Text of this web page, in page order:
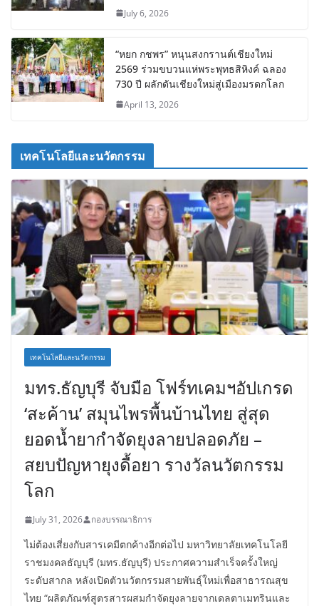
July 6, 2026
“หยก กชพร” หนุนสงกรานต์เชียงใหม่
2569 ร่วมขบวนแห่พระพุทธสิหิงค์ ฉลอง
730 ปี ผลักดันเชียงใหม่สู่เมืองมรดกโลก
April 13, 2026
เทคโนโลยีและนวัตกรรม
เทคโนโลยีและนวัตกรรม
มทร.ธัญบุรี จับมือ โฟร์ทเคมฯอัปเกรด
‘สะค้าน’ สมุนไพรพื้นบ้านไทย สู่สุด
ยอดน้ำยากำจัดยุงลายปลอดภัย –
สยบปัญหายุงดื้อยา รางวัลนวัตกรรม
โลก
July 31, 2026 กองบรรณาธิการ
ไม่ต้องเสี่ยงกับสารเคมีตกค้างอีกต่อไป มหาวิทยาลัยเทคโนโลยี
ราชมงคลธัญบุรี (มทร.ธัญบุรี) ประกาศความสำเร็จครั้งใหญ่
ระดับสากล หลังเปิดตัวนวัตกรรมสายพันธุ์ใหม่เพื่อสาธารณสุข
ไทย “ผลิตภัณฑ์สูตรสารผสมกำจัดยุงลายจากเดลตาเมทรินและ